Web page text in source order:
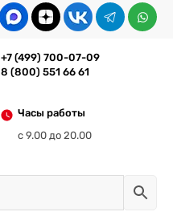
+7 (499) 700-07-09
8 (800) 551 66 61
Часы работы
с 9.00 до 20.00